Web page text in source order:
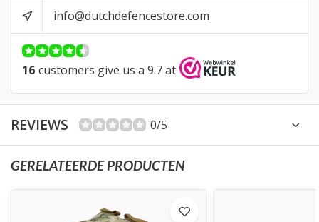
info@dutchdefencestore.com
16 customers give us a 9.7 at
REVIEWS 0/5
GERELATEERDE PRODUCTEN